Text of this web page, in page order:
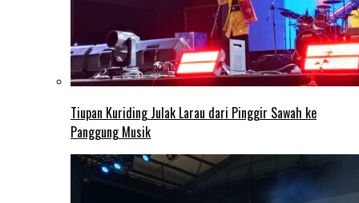
Tiupan Kuriding Julak Larau dari Pinggir Sawah ke
Panggung Musik